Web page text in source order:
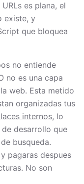
es plana, el
existe, y
que bloquea
no entiende
no es una capa
web. Esta metido
organizadas tus
internos, lo
desarrollo que
busqueda.
pagaras despues
No son